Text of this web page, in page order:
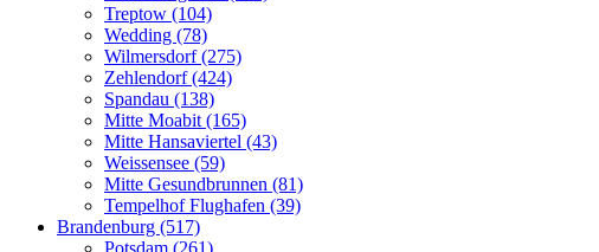
Treptow (104)
Wedding (78)
Wilmersdorf (275)
Zehlendorf (424)
Spandau (138)
Mitte Moabit (165)
Mitte Hansaviertel (43)
Weissensee (59)
Mitte Gesundbrunnen (81)
Tempelhof Flughafen (39)
Brandenburg (517)
Potsdam (261)